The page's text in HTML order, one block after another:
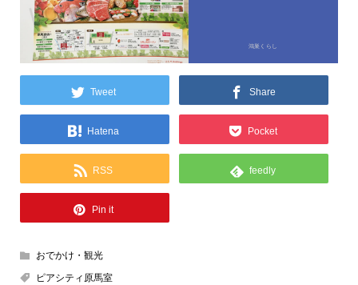
鴻巣くらし
Tweet Share
Hatena Pocket
RSS feedly
Pin it
おでかけ・観光
ピアシティ原馬室